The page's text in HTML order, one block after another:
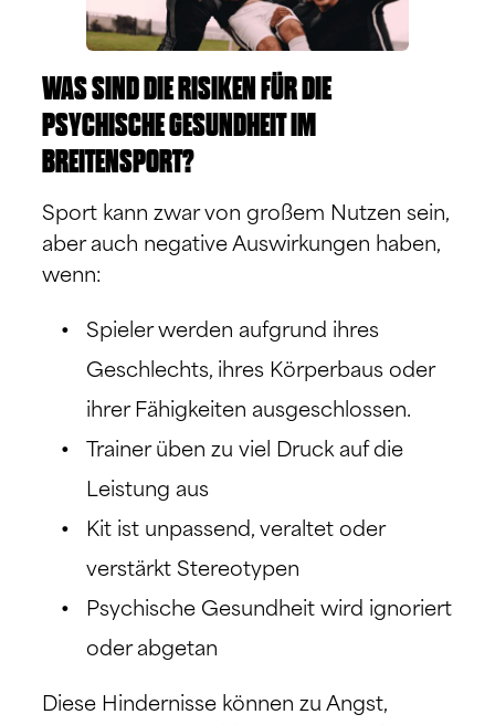
WAS SIND DIE RISIKEN FÜR DIE
PSYCHISCHE GESUNDHEIT IM
BREITENSPORT?
Sport kann zwar von großem Nutzen sein,
aber auch negative Auswirkungen haben,
wenn:
Spieler werden aufgrund ihres
Geschlechts, ihres Körperbaus oder
ihrer Fähigkeiten ausgeschlossen.
Trainer üben zu viel Druck auf die
Leistung aus
Kit ist unpassend, veraltet oder
verstärkt Stereotypen
Psychische Gesundheit wird ignoriert
oder abgetan
Diese Hindernisse können zu Angst,